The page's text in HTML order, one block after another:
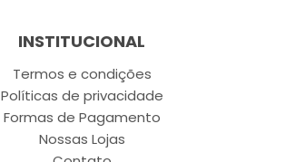
INSTITUCIONAL
Termos e condições
Políticas de privacidade
Formas de Pagamento
Nossas Lojas